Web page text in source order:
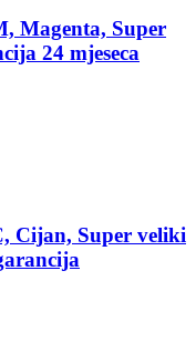
Magenta, Super
24 mjeseca
Cijan, Super veliki